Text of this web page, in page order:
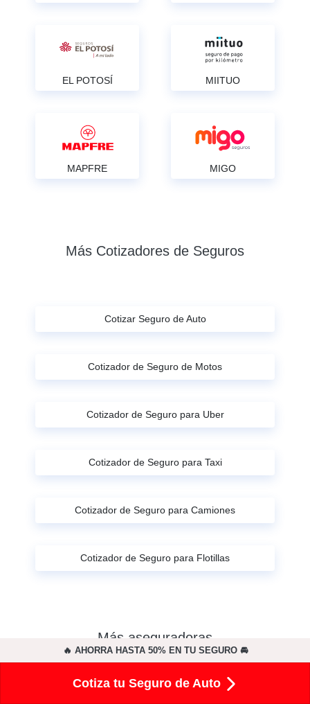
EL POTOSÍ MIITUO
MAPFRE MIGO
Más Cotizadores de Seguros
Cotizar Seguro de Auto
Cotizador de Seguro de Motos
Cotizador de Seguro para Uber
Cotizador de Seguro para Taxi
Cotizador de Seguro para Camiones
Cotizador de Seguro para Flotillas
Más aseguradoras
🔥 AHORRA HASTA 50% EN TU SEGURO 🚘
Cotiza tu Seguro de Auto